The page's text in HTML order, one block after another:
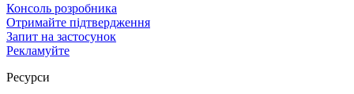
Консоль розробника
Отримайте підтвердження
Запит на застосунок
Рекламуйте
Ресурси